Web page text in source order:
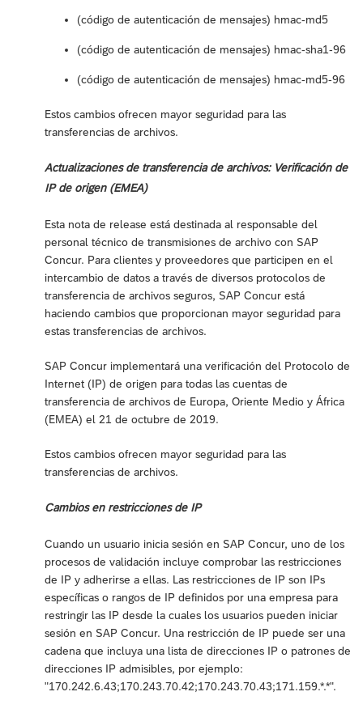
(código de autenticación de mensajes) hmac-md5
(código de autenticación de mensajes) hmac-sha1-96
(código de autenticación de mensajes) hmac-md5-96
Estos cambios ofrecen mayor seguridad para las
transferencias de archivos.
Actualizaciones de transferencia de archivos: Verificación de
IP de origen (EMEA)
Esta nota de release está destinada al responsable del
personal técnico de transmisiones de archivo con SAP
Concur. Para clientes y proveedores que participen en el
intercambio de datos a través de diversos protocolos de
transferencia de archivos seguros, SAP Concur está
haciendo cambios que proporcionan mayor seguridad para
estas transferencias de archivos.
SAP Concur implementará una verificación del Protocolo de
Internet (IP) de origen para todas las cuentas de
transferencia de archivos de Europa, Oriente Medio y África
(EMEA) el 21 de octubre de 2019.
Estos cambios ofrecen mayor seguridad para las
transferencias de archivos.
Cambios en restricciones de IP
Cuando un usuario inicia sesión en SAP Concur, uno de los
procesos de validación incluye comprobar las restricciones
de IP y adherirse a ellas. Las restricciones de IP son IPs
específicas o rangos de IP definidos por una empresa para
restringir las IP desde la cuales los usuarios pueden iniciar
sesión en SAP Concur. Una restricción de IP puede ser una
cadena que incluya una lista de direcciones IP o patrones de
direcciones IP admisibles, por ejemplo:
"170.242.6.43;170.243.70.42;170.243.70.43;171.159.*.*".